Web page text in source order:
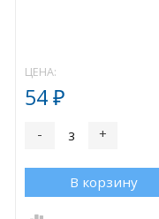
ЦЕНА:
54₽
- +
В корзину